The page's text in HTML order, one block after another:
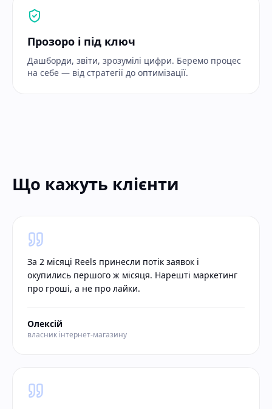
Прозоро і під ключ
Дашборди, звіти, зрозумілі цифри. Беремо процес
на себе — від стратегії до оптимізації.
Що кажуть клієнти
За 2 місяці Reels принесли потік заявок і
окупились першого ж місяця. Нарешті маркетинг
про гроші, а не про лайки.
Олексій
власник інтернет-магазину